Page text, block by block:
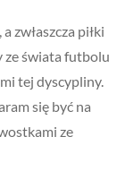
zwłaszcza piłki
ze świata futbolu
tej dyscypliny.
się być na
ze